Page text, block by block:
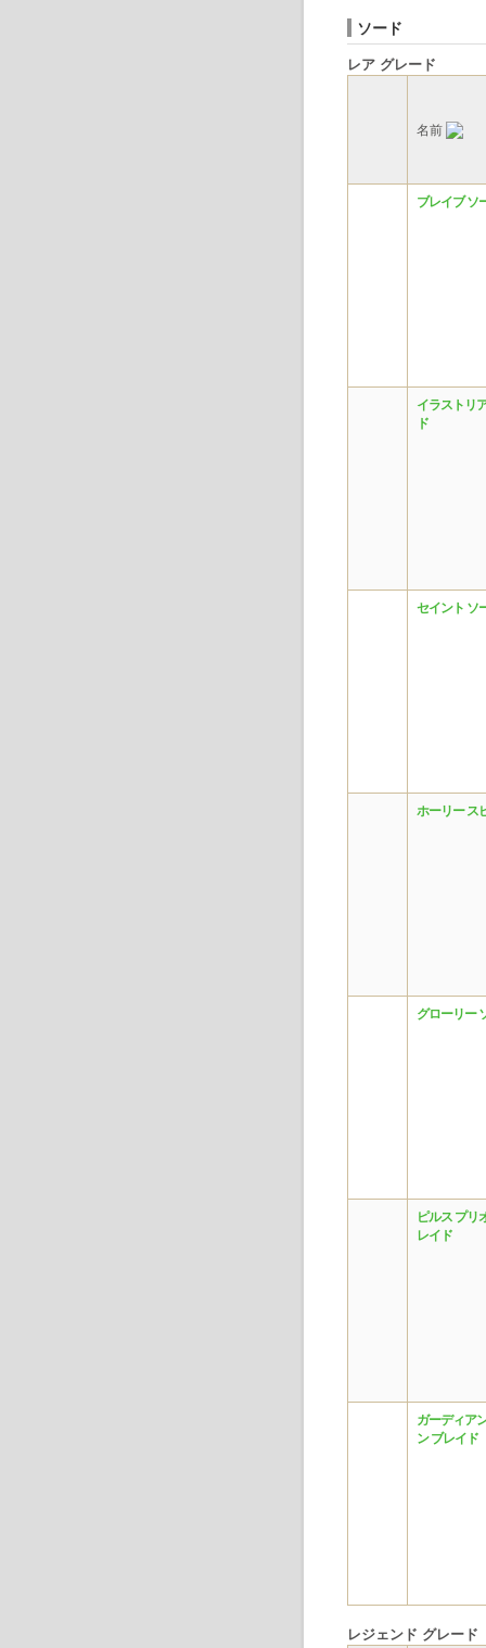
ソード
レア グレード
名前
ブレイブ ソ
イラストリ
ド
セイント ソ
ホーリー ス
グローリー
ピルス プリ
レイド
ガーディア
ン ブレイド
レジェンド グレード